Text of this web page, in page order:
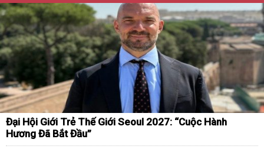
Đại Hội Giới Trẻ Thế Giới Seoul 2027: “Cuộc Hành
Hương Đã Bắt Đầu”